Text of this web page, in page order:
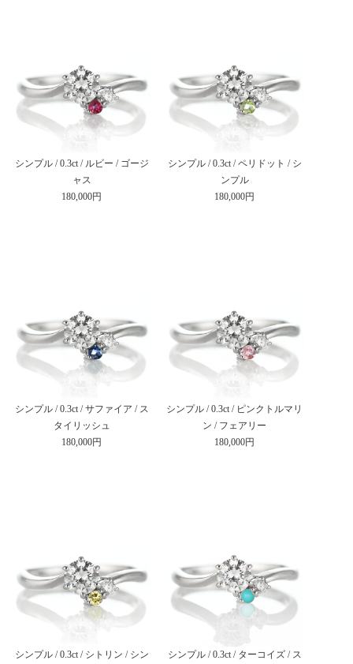
シンプル / 0.3ct / ルビー / ゴージ
ャス
180,000円
シンプル / 0.3ct / ペリドット / シ
ンプル
180,000円
シンプル / 0.3ct / サファイア / ス
タイリッシュ
180,000円
シンプル / 0.3ct / ピンクトルマリ
ン / フェアリー
180,000円
シンプル / 0.3ct / シトリン / シン
シンプル / 0.3ct / ターコイズ / ス